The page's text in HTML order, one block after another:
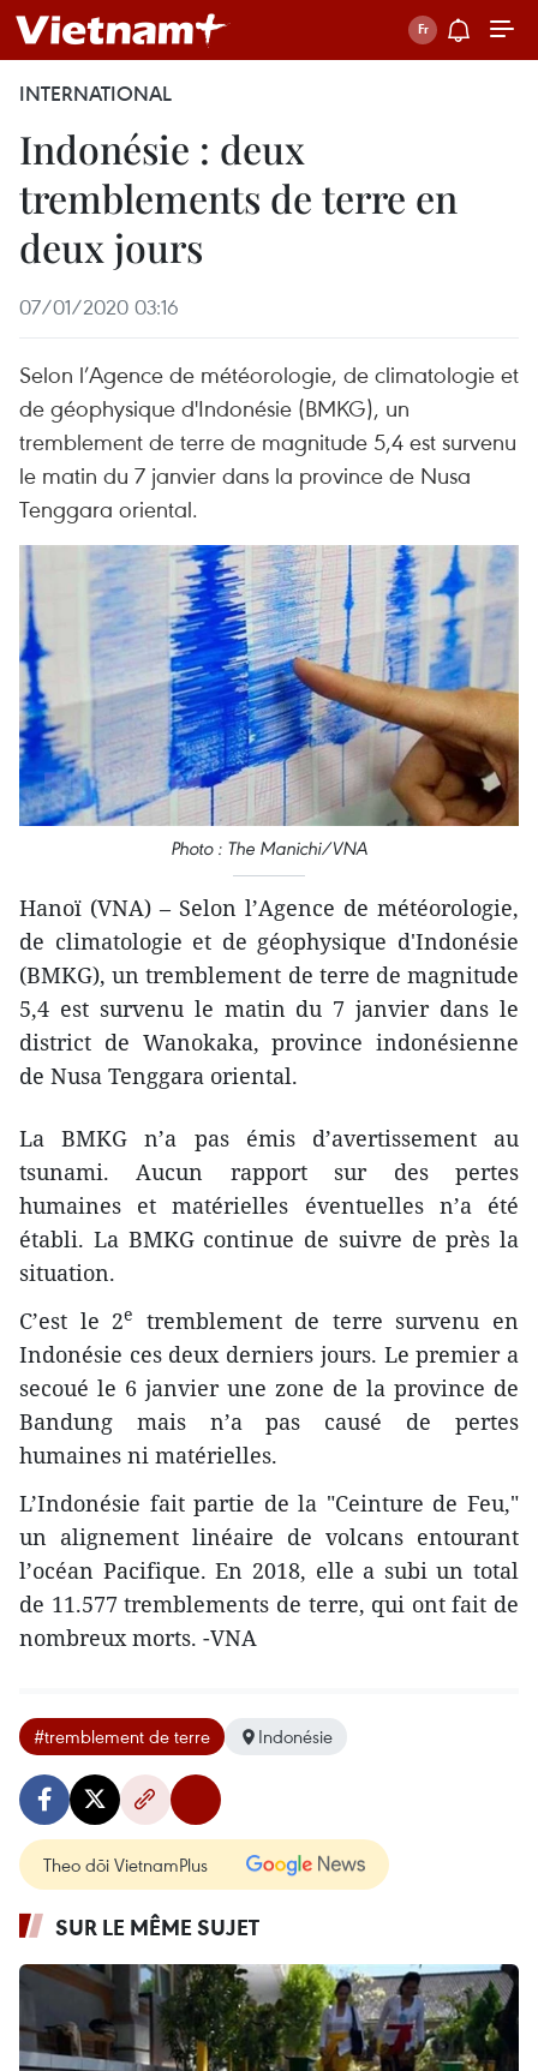
INTERNATIONAL
Indonésie : deux
tremblements de terre en
deux jours
07/01/2020 03:16
Selon l’Agence de météorologie, de climatologie et
de géophysique d'Indonésie (BMKG), un
tremblement de terre de magnitude 5,4 est survenu
le matin du 7 janvier dans la province de Nusa
Tenggara oriental.
Photo : The Manichi/VNA
Hanoï (VNA) – Selon l’Agence de météorologie,
de climatologie et de géophysique d'Indonésie
(BMKG), un tremblement de terre de magnitude
5,4 est survenu le matin du 7 janvier dans le
district de Wanokaka, province indonésienne
de Nusa Tenggara oriental.
La BMKG n’a pas émis d’avertissement au
tsunami. Aucun rapport sur des pertes
humaines et matérielles éventuelles n’a été
établi. La BMKG continue de suivre de près la
situation.
C’est le 2e
tremblement de terre survenu en
Indonésie ces deux derniers jours. Le premier a
secoué le 6 janvier une zone de la province de
Bandung mais n’a pas causé de pertes
humaines ni matérielles.
L’Indonésie fait partie de la "Ceinture de Feu,"
un alignement linéaire de volcans entourant
l’océan Pacifique. En 2018, elle a subi un total
de 11.577 tremblements de terre, qui ont fait de
nombreux morts. -VNA
#tremblement de terre Indonésie
Theo dõi VietnamPlus
SUR LE MÊME SUJET